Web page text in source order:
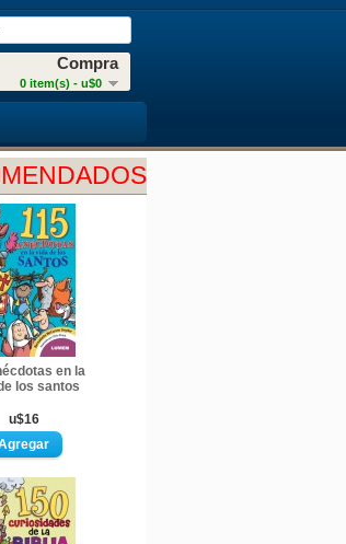
Compra
0 item(s) - u$0
en la
los santos
u$16